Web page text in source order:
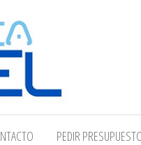
PEDIR